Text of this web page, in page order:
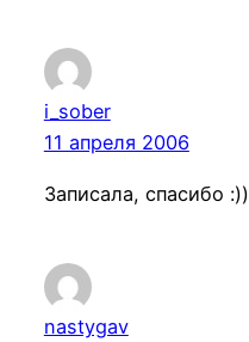
i_sober
11 апреля 2006
Записала, спасибо :))
nastygav